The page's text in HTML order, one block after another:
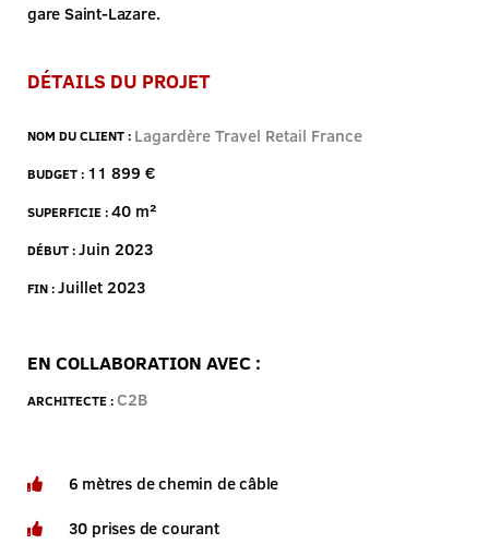
gare Saint-Lazare.
DÉTAILS DU PROJET
NOM DU CLIENT : Lagardère Travel Retail France
BUDGET : 11 899 €
SUPERFICIE :40 m²
DÉBUT :Juin 2023
FIN :Juillet 2023
EN COLLABORATION AVEC :
ARCHITECTE : C2B
6 mètres de chemin de câble
30 prises de courant